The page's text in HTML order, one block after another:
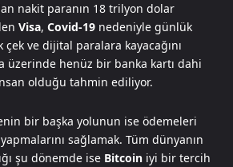
nakit paranın 18 trilyon dolar
Visa, Covid-19 nedeniyle günlük
ve dijital paralara kayacağını
üzerinde henüz bir banka kartı dahi
olduğu tahmin ediliyor.
bir başka yolunun ise ödemeleri
sağlamak. Tüm dünyanın
şu dönemde ise Bitcoin iyi bir tercih